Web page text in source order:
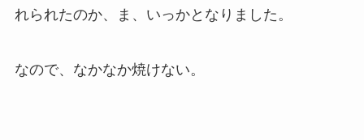
れられたのか、ま、いっかとなりました。
なので、なかなか焼けない。